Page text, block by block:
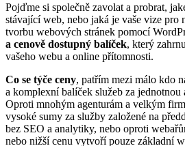
Pojďme si společně zavolat a probrat,
stávající web, nebo jaká je vaše vize pro
tvorbu webových stránek pomocí
a cenově dostupný balíček, který
vašeho webu a online přítomnosti.
Co se týče ceny, patřím mezi málo kdo
a komplexní balíček služeb za jednotnou
Oproti mnohým agenturám a velkým
vysoké sumy za služby založené na
bez SEO a analytiky, nebo oproti
nebo nižší cenu vytvoří pouze základní